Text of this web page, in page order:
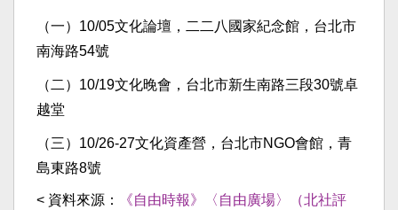
（一）10/05文化論壇，二二八國家紀念館，台北市
南海路54號
（二）10/19文化晚會，台北市新生南路三段30號卓
越堂
（三）10/26-27文化資產營，台北市NGO會館，青
島東路8號
< 資料來源：
《自由時報》〈自由廣場〉（北社評